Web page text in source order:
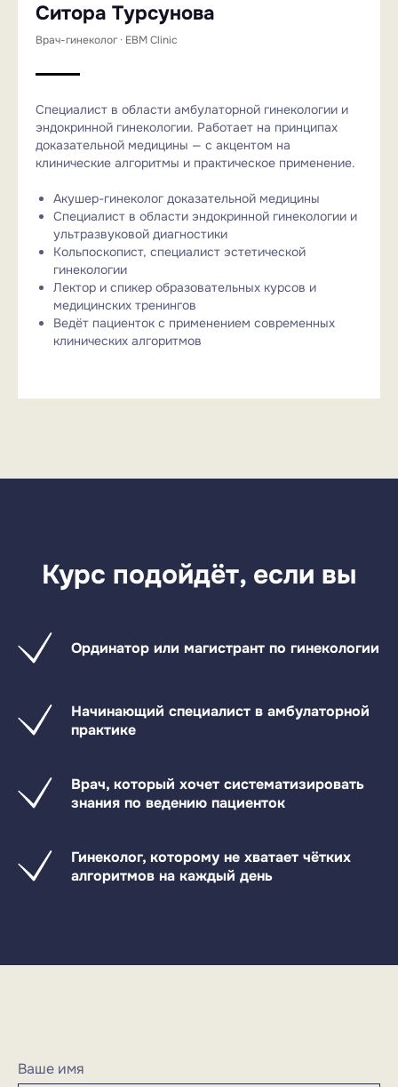
Ситора Турсунова
Врач-гинеколог · EBM Clinic
Специалист в области амбулаторной гинекологии и
эндокринной гинекологии. Работает на принципах
доказательной медицины — с акцентом на
клинические алгоритмы и практическое применение.
Акушер-гинеколог доказательной медицины
Специалист в области эндокринной гинекологии и
ультразвуковой диагностики
Кольпоскопист, специалист эстетической
гинекологии
Лектор и спикер образовательных курсов и
медицинских тренингов
Ведёт пациенток с применением современных
клинических алгоритмов
Курс подойдёт, если вы
Ординатор или магистрант по гинекологии
Начинающий специалист в амбулаторной
практике
Врач, который хочет систематизировать
знания по ведению пациенток
Гинеколог, которому не хватает чётких
алгоритмов на каждый день
Ваше имя